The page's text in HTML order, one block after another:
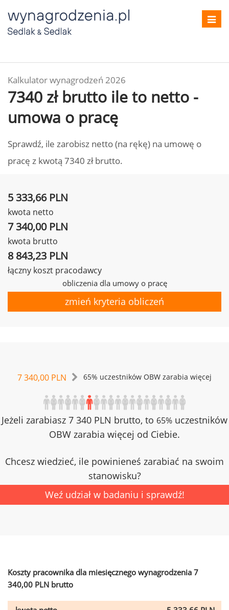
Kalkulator wynagrodzeń 2026
7340 zł brutto ile to netto -
umowa o pracę
Sprawdź, ile zarobisz netto (na rękę) na umowę o
pracę z kwotą 7340 zł brutto.
5 333,66 PLN
kwota netto
7 340,00 PLN
kwota brutto
8 843,23 PLN
łączny koszt pracodawcy
obliczenia dla umowy o pracę
zmień kryteria obliczeń
7 340,00 PLN 65% uczestników OBW zarabia więcej
Jeżeli zarabiasz 7 340 PLN brutto, to 65% uczestników
OBW zarabia więcej od Ciebie.
Chcesz wiedzieć, ile powinieneś zarabiać na swoim
stanowisku?
Weź udział w badaniu i sprawdź!
Koszty pracownika dla miesięcznego wynagrodzenia 7
340,00 PLN brutto